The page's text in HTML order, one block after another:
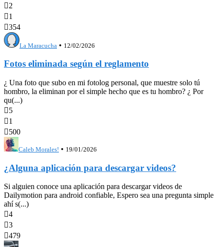
2
1
354
La Maracucha • 12/02/2026
Fotos eliminada según el reglamento
¿ Una foto que subo en mi fotolog personal, que muestre solo tú
hombro, la eliminan por el simple hecho que es tu hombro? ¿ Por
qu(...)
5
1
500
Caleb Morales! • 19/01/2026
¿Alguna aplicación para descargar videos?
Si alguien conoce una aplicación para descargar videos de
Dailymotion para android confiable, Espero sea una pregunta simple
ahí s(...)
4
3
479